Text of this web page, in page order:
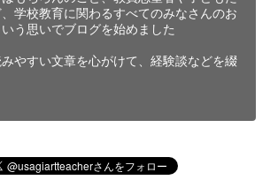
学校教育に関わるすべてのみなさんのお
う思いでブログを始めました
やすい文章を心がけて、経験談などを綴